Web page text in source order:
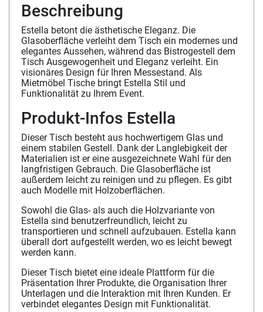
Beschreibung
Estella betont die ästhetische Eleganz. Die
Glasoberfläche verleiht dem Tisch ein modernes und
elegantes Aussehen, während das Bistrogestell dem
Tisch Ausgewogenheit und Eleganz verleiht. Ein
visionäres Design für Ihren Messestand. Als
Mietmöbel Tische bringt Estella Stil und
Funktionalität zu Ihrem Event.
Produkt-Infos Estella
Dieser Tisch besteht aus hochwertigem Glas und
einem stabilen Gestell. Dank der Langlebigkeit der
Materialien ist er eine ausgezeichnete Wahl für den
langfristigen Gebrauch. Die Glasoberfläche ist
außerdem leicht zu reinigen und zu pflegen. Es gibt
auch Modelle mit Holzoberflächen.
Sowohl die Glas- als auch die Holzvariante von
Estella sind benutzerfreundlich, leicht zu
transportieren und schnell aufzubauen. Estella kann
überall dort aufgestellt werden, wo es leicht bewegt
werden kann.
Dieser Tisch bietet eine ideale Plattform für die
Präsentation Ihrer Produkte, die Organisation Ihrer
Unterlagen und die Interaktion mit Ihren Kunden. Er
verbindet elegantes Design mit Funktionalität.